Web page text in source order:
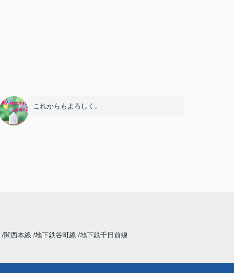
これからもよろしく。
関西本線 地下鉄谷町線 地下鉄千日前線